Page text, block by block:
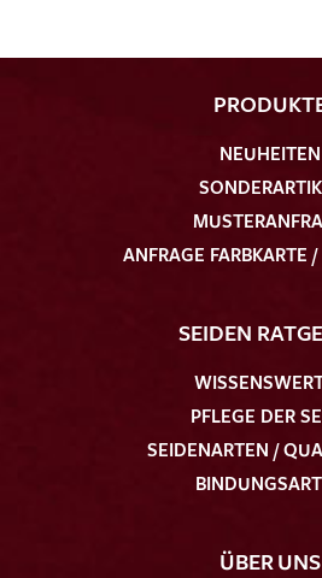
NEUHEITEN
ANFRAGE FARBKARTE
SEIDEN
PFLEGE DER
SEIDENARTEN /
ÜBER UNS